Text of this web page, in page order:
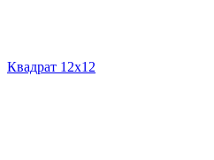
Квадрат 12х12